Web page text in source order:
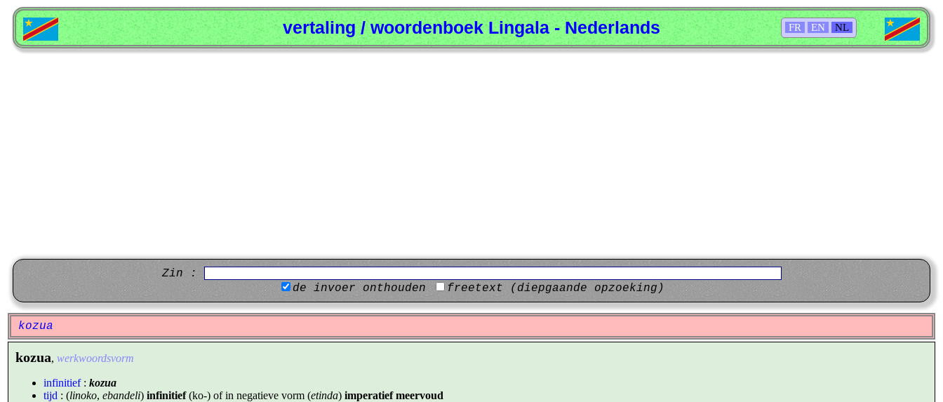
FR EN NL
vertaling / woordenboek Lingala - Nederlands
Zin :
de invoer onthouden
freetext (diepgaande opzoeking)
kozua
kozua, werkwoordsvorm
infinitief: kozua
tijd : (linoko, ebandeli) infinitief(ko-) of in negatieve vorm (etinda) imperatief meervoud